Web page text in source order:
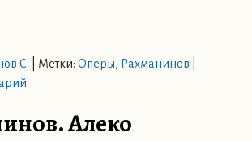
С. Метки: Оперы, Рахманинов
Алеко